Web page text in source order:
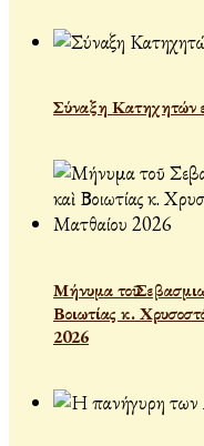
Σύναξη Κατηχητών
Μήνυμα τοῦ
Βοιωτίας κ.
2026